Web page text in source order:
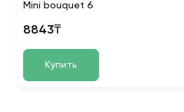
Mini bouquet 6
8843₸
Купить